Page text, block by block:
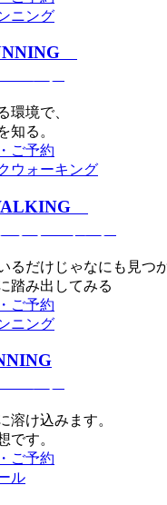
環境で、
知る。
ご予約
るだけじゃなにも見つ
踏み出してみる
ご予約
溶け込みます。
です。
ご予約